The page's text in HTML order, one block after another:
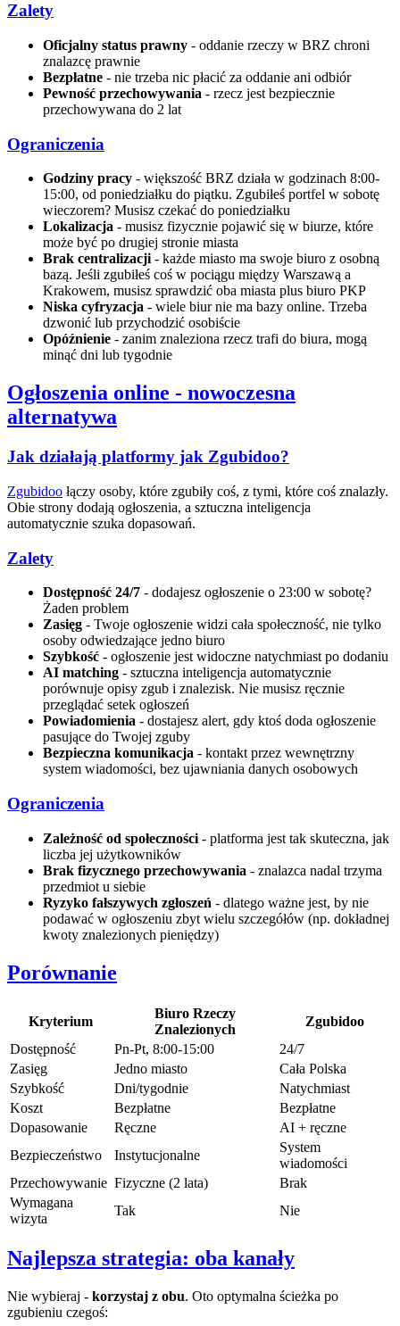
Zalety
Oficjalny status prawny - oddanie rzeczy w BRZ chroni
znalazcę prawnie
Bezpłatne - nie trzeba nic płacić za oddanie ani odbiór
Pewność przechowywania - rzecz jest bezpiecznie
przechowywana do 2 lat
Ograniczenia
Godziny pracy - większość BRZ działa w godzinach 8:00-
15:00, od poniedziałku do piątku. Zgubiłeś portfel w sobotę
wieczorem? Musisz czekać do poniedziałku
Lokalizacja - musisz fizycznie pojawić się w biurze, które
może być po drugiej stronie miasta
Brak centralizacji - każde miasto ma swoje biuro z osobną
bazą. Jeśli zgubiłeś coś w pociągu między Warszawą a
Krakowem, musisz sprawdzić oba miasta plus biuro PKP
Niska cyfryzacja - wiele biur nie ma bazy online. Trzeba
dzwonić lub przychodzić osobiście
Opóźnienie - zanim znaleziona rzecz trafi do biura, mogą
minąć dni lub tygodnie
Ogłoszenia online - nowoczesna
alternatywa
Jak działają platformy jak Zgubidoo?
Zgubidoo łączy osoby, które zgubiły coś, z tymi, które coś znalazły.
Obie strony dodają ogłoszenia, a sztuczna inteligencja
automatycznie szuka dopasowań.
Zalety
Dostępność 24/7 - dodajesz ogłoszenie o 23:00 w sobotę?
Żaden problem
Zasięg - Twoje ogłoszenie widzi cała społeczność, nie tylko
osoby odwiedzające jedno biuro
Szybkość - ogłoszenie jest widoczne natychmiast po dodaniu
AI matching - sztuczna inteligencja automatycznie
porównuje opisy zgub i znalezisk. Nie musisz ręcznie
przeglądać setek ogłoszeń
Powiadomienia - dostajesz alert, gdy ktoś doda ogłoszenie
pasujące do Twojej zguby
Bezpieczna komunikacja - kontakt przez wewnętrzny
system wiadomości, bez ujawniania danych osobowych
Ograniczenia
Zależność od społeczności - platforma jest tak skuteczna, jak
liczba jej użytkowników
Brak fizycznego przechowywania - znalazca nadal trzyma
przedmiot u siebie
Ryzyko fałszywych zgłoszeń - dlatego ważne jest, by nie
podawać w ogłoszeniu zbyt wielu szczegółów (np. dokładnej
kwoty znalezionych pieniędzy)
Porównanie
Kryterium
Biuro Rzeczy
Znalezionych
Zgubidoo
Dostępność
Pn-Pt, 8:00-15:00
24/7
Zasięg
Jedno miasto
Cała Polska
Szybkość
Dni/tygodnie
Natychmiast
Koszt
Bezpłatne
Bezpłatne
Dopasowanie
Ręczne
AI + ręczne
Bezpieczeństwo
Instytucjonalne
System
wiadomości
Przechowywanie Fizyczne (2 lata)
Brak
Wymagana
wizyta
Tak Nie
Najlepsza strategia: oba kanały
Nie wybieraj - korzystaj z obu. Oto optymalna ścieżka po
zgubieniu czegoś: